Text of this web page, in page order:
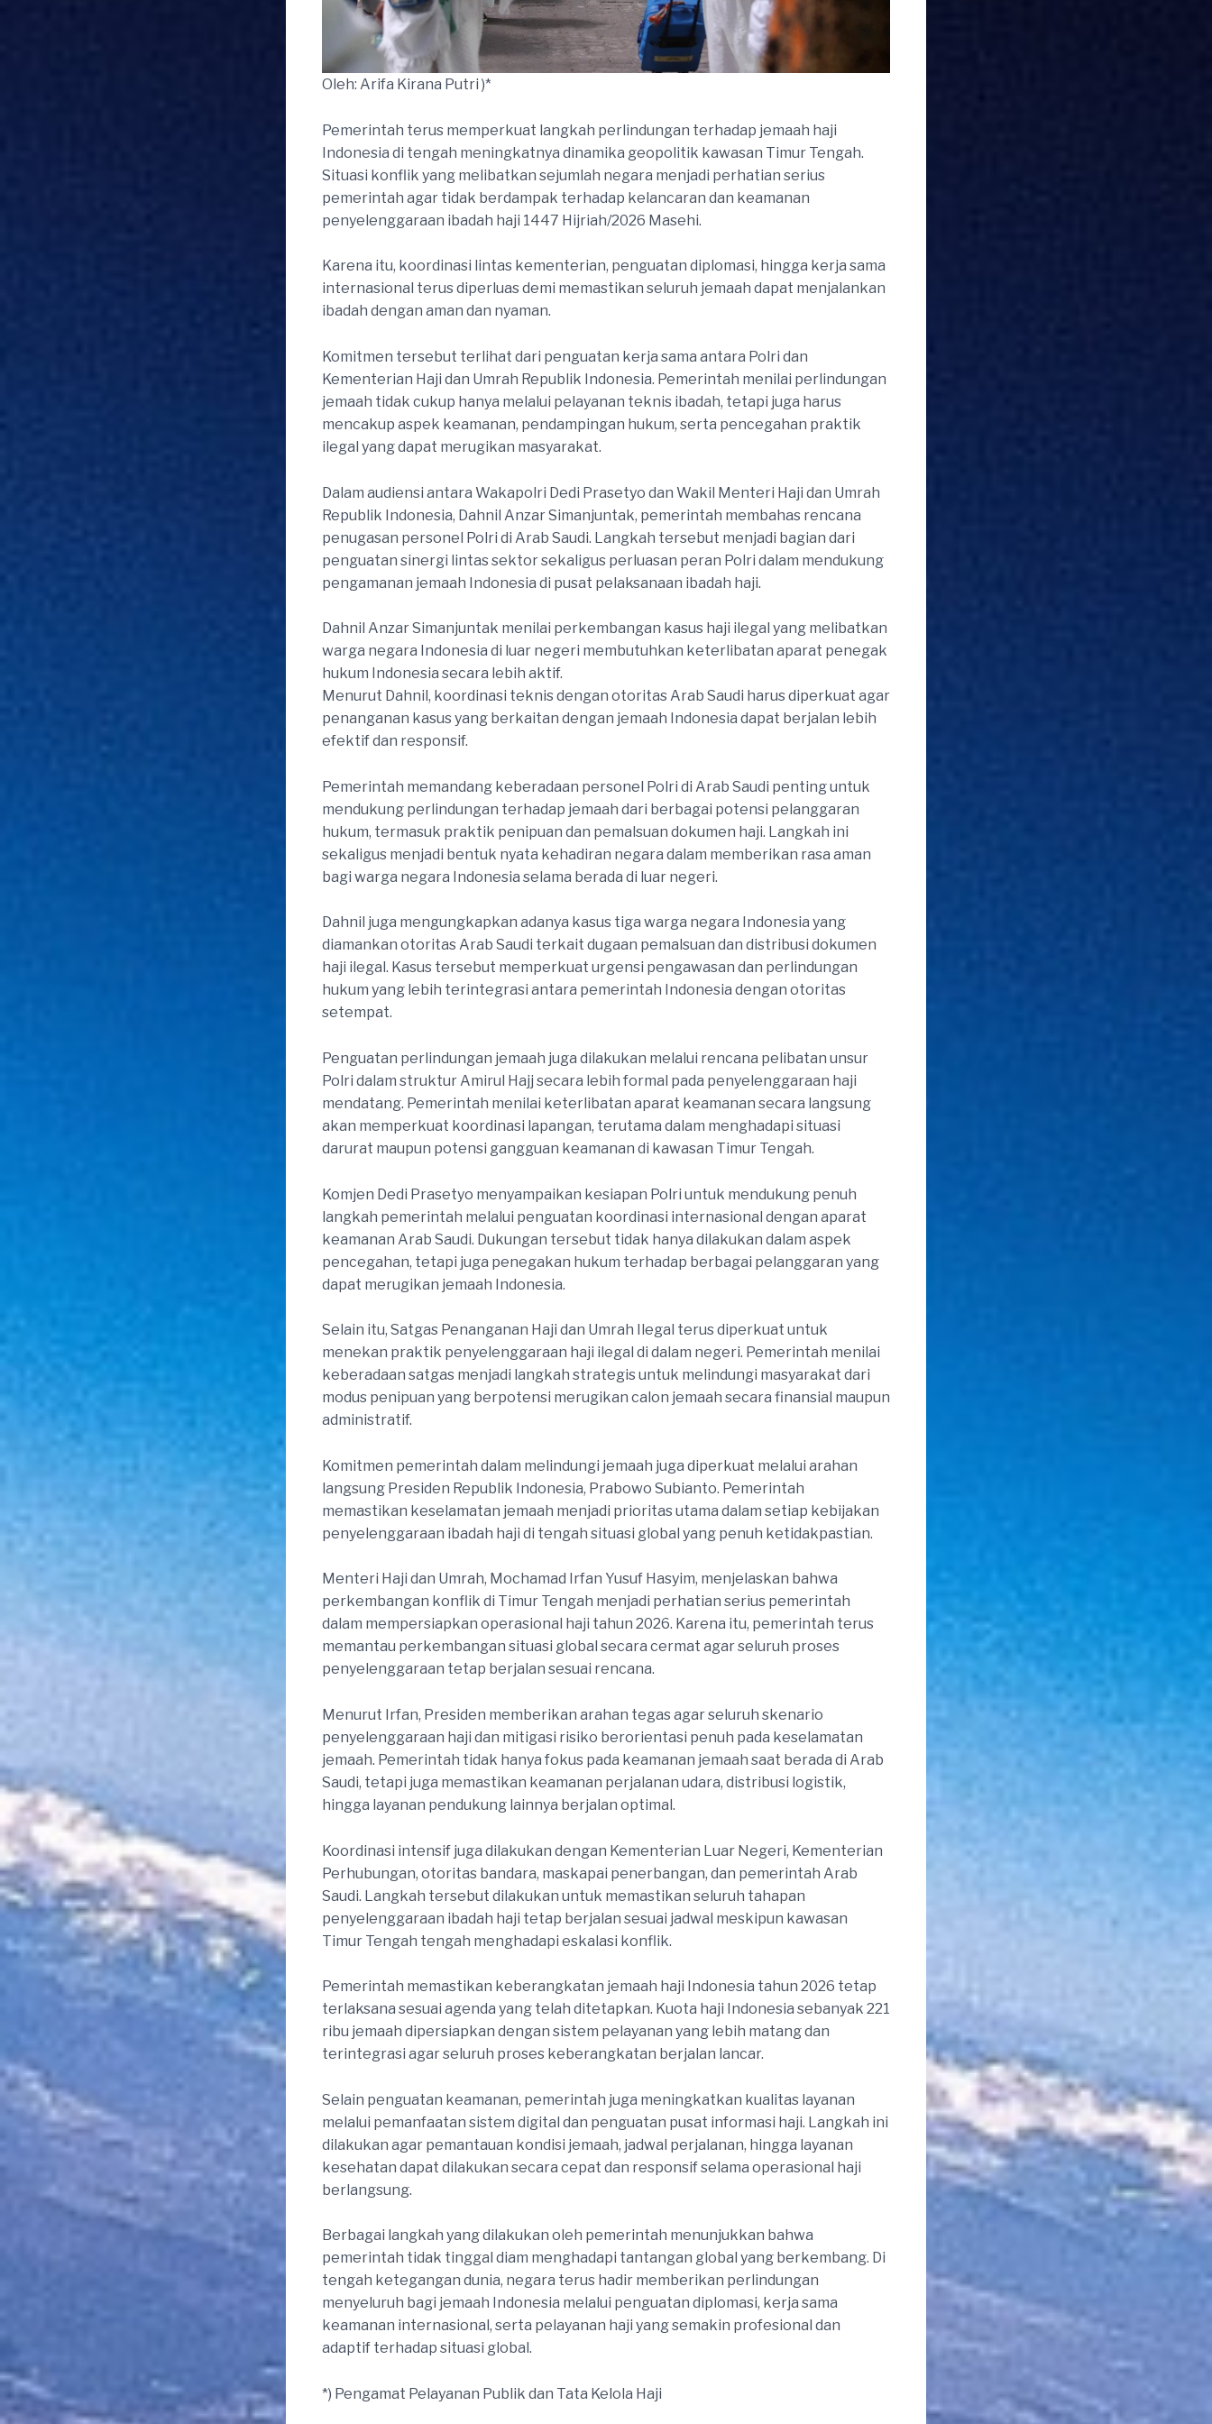
Oleh: Arifa Kirana Putri )*
Pemerintah terus memperkuat langkah perlindungan terhadap jemaah haji
Indonesia di tengah meningkatnya dinamika geopolitik kawasan Timur Tengah.
Situasi konflik yang melibatkan sejumlah negara menjadi perhatian serius
pemerintah agar tidak berdampak terhadap kelancaran dan keamanan
penyelenggaraan ibadah haji 1447 Hijriah/2026 Masehi.
Karena itu, koordinasi lintas kementerian, penguatan diplomasi, hingga kerja sama
internasional terus diperluas demi memastikan seluruh jemaah dapat menjalankan
ibadah dengan aman dan nyaman.
Komitmen tersebut terlihat dari penguatan kerja sama antara Polri dan
Kementerian Haji dan Umrah Republik Indonesia. Pemerintah menilai perlindungan
jemaah tidak cukup hanya melalui pelayanan teknis ibadah, tetapi juga harus
mencakup aspek keamanan, pendampingan hukum, serta pencegahan praktik
ilegal yang dapat merugikan masyarakat.
Dalam audiensi antara Wakapolri Dedi Prasetyo dan Wakil Menteri Haji dan Umrah
Republik Indonesia, Dahnil Anzar Simanjuntak, pemerintah membahas rencana
penugasan personel Polri di Arab Saudi. Langkah tersebut menjadi bagian dari
penguatan sinergi lintas sektor sekaligus perluasan peran Polri dalam mendukung
pengamanan jemaah Indonesia di pusat pelaksanaan ibadah haji.
Dahnil Anzar Simanjuntak menilai perkembangan kasus haji ilegal yang melibatkan
warga negara Indonesia di luar negeri membutuhkan keterlibatan aparat penegak
hukum Indonesia secara lebih aktif.
Menurut Dahnil, koordinasi teknis dengan otoritas Arab Saudi harus diperkuat agar
penanganan kasus yang berkaitan dengan jemaah Indonesia dapat berjalan lebih
efektif dan responsif.
Pemerintah memandang keberadaan personel Polri di Arab Saudi penting untuk
mendukung perlindungan terhadap jemaah dari berbagai potensi pelanggaran
hukum, termasuk praktik penipuan dan pemalsuan dokumen haji. Langkah ini
sekaligus menjadi bentuk nyata kehadiran negara dalam memberikan rasa aman
bagi warga negara Indonesia selama berada di luar negeri.
Dahnil juga mengungkapkan adanya kasus tiga warga negara Indonesia yang
diamankan otoritas Arab Saudi terkait dugaan pemalsuan dan distribusi dokumen
haji ilegal. Kasus tersebut memperkuat urgensi pengawasan dan perlindungan
hukum yang lebih terintegrasi antara pemerintah Indonesia dengan otoritas
setempat.
Penguatan perlindungan jemaah juga dilakukan melalui rencana pelibatan unsur
Polri dalam struktur Amirul Hajj secara lebih formal pada penyelenggaraan haji
mendatang. Pemerintah menilai keterlibatan aparat keamanan secara langsung
akan memperkuat koordinasi lapangan, terutama dalam menghadapi situasi
darurat maupun potensi gangguan keamanan di kawasan Timur Tengah.
Komjen Dedi Prasetyo menyampaikan kesiapan Polri untuk mendukung penuh
langkah pemerintah melalui penguatan koordinasi internasional dengan aparat
keamanan Arab Saudi. Dukungan tersebut tidak hanya dilakukan dalam aspek
pencegahan, tetapi juga penegakan hukum terhadap berbagai pelanggaran yang
dapat merugikan jemaah Indonesia.
Selain itu, Satgas Penanganan Haji dan Umrah Ilegal terus diperkuat untuk
menekan praktik penyelenggaraan haji ilegal di dalam negeri. Pemerintah menilai
keberadaan satgas menjadi langkah strategis untuk melindungi masyarakat dari
modus penipuan yang berpotensi merugikan calon jemaah secara finansial maupun
administratif.
Komitmen pemerintah dalam melindungi jemaah juga diperkuat melalui arahan
langsung Presiden Republik Indonesia, Prabowo Subianto. Pemerintah
memastikan keselamatan jemaah menjadi prioritas utama dalam setiap kebijakan
penyelenggaraan ibadah haji di tengah situasi global yang penuh ketidakpastian.
Menteri Haji dan Umrah, Mochamad Irfan Yusuf Hasyim, menjelaskan bahwa
perkembangan konflik di Timur Tengah menjadi perhatian serius pemerintah
dalam mempersiapkan operasional haji tahun 2026. Karena itu, pemerintah terus
memantau perkembangan situasi global secara cermat agar seluruh proses
penyelenggaraan tetap berjalan sesuai rencana.
Menurut Irfan, Presiden memberikan arahan tegas agar seluruh skenario
penyelenggaraan haji dan mitigasi risiko berorientasi penuh pada keselamatan
jemaah. Pemerintah tidak hanya fokus pada keamanan jemaah saat berada di Arab
Saudi, tetapi juga memastikan keamanan perjalanan udara, distribusi logistik,
hingga layanan pendukung lainnya berjalan optimal.
Koordinasi intensif juga dilakukan dengan Kementerian Luar Negeri, Kementerian
Perhubungan, otoritas bandara, maskapai penerbangan, dan pemerintah Arab
Saudi. Langkah tersebut dilakukan untuk memastikan seluruh tahapan
penyelenggaraan ibadah haji tetap berjalan sesuai jadwal meskipun kawasan
Timur Tengah tengah menghadapi eskalasi konflik.
Pemerintah memastikan keberangkatan jemaah haji Indonesia tahun 2026 tetap
terlaksana sesuai agenda yang telah ditetapkan. Kuota haji Indonesia sebanyak 221
ribu jemaah dipersiapkan dengan sistem pelayanan yang lebih matang dan
terintegrasi agar seluruh proses keberangkatan berjalan lancar.
Selain penguatan keamanan, pemerintah juga meningkatkan kualitas layanan
melalui pemanfaatan sistem digital dan penguatan pusat informasi haji. Langkah ini
dilakukan agar pemantauan kondisi jemaah, jadwal perjalanan, hingga layanan
kesehatan dapat dilakukan secara cepat dan responsif selama operasional haji
berlangsung.
Berbagai langkah yang dilakukan oleh pemerintah menunjukkan bahwa
pemerintah tidak tinggal diam menghadapi tantangan global yang berkembang. Di
tengah ketegangan dunia, negara terus hadir memberikan perlindungan
menyeluruh bagi jemaah Indonesia melalui penguatan diplomasi, kerja sama
keamanan internasional, serta pelayanan haji yang semakin profesional dan
adaptif terhadap situasi global.
*) Pengamat Pelayanan Publik dan Tata Kelola Haji